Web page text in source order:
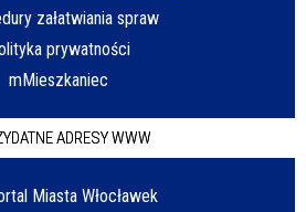
załatwiania spraw
prywatności
mMieszkaniec
ADRESY WWW
Miasta Włocławek